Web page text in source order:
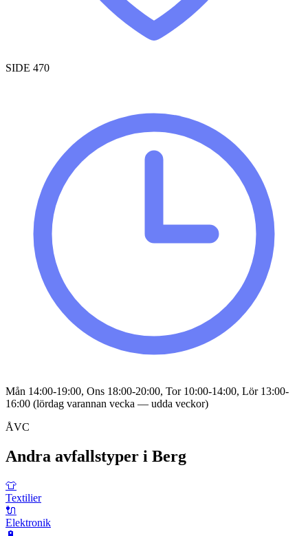
SIDE 470
Mån 14:00-19:00, Ons 18:00-20:00, Tor 10:00-14:00, Lör 13:00-
16:00 (lördag varannan vecka — udda veckor)
ÅVC
Andra avfallstyper i Berg
👕
Textilier
🔌
Elektronik